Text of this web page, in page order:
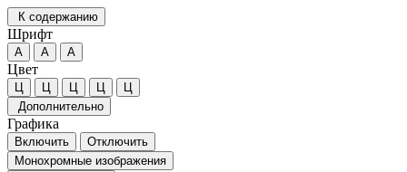
К содержанию
Шрифт
А А А
Цвет
Ц Ц Ц Ц
Ц
Дополнительно
Графика
Включить
Отключить
Монохромные изображения